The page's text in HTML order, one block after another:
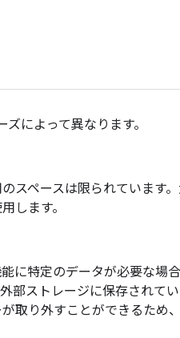
によって異なります。
スペースは限られています
します。
に特定のデータが必要な場
部ストレージに保存されて
取り外すことができるため